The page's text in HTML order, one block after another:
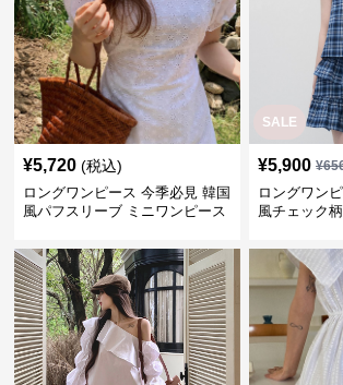
¥5,720 (税込)
ロングワンピース 今季必見 韓国
風パフスリーブ ミニワンピース
SALE
¥5,900 ¥
ロングワン
風チェック